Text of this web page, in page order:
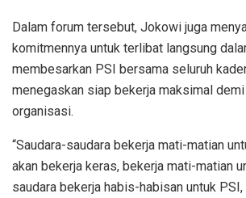
Dalam forum tersebut, Jokowi juga
komitmennya untuk terlibat langsung
membesarkan PSI bersama seluruh
menegaskan siap bekerja maksimal
organisasi.
“Saudara-saudara bekerja mati-matian
akan bekerja keras, bekerja mati-matian
saudara bekerja habis-habisan untuk PSI,